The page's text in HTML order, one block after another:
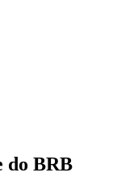
do BRB